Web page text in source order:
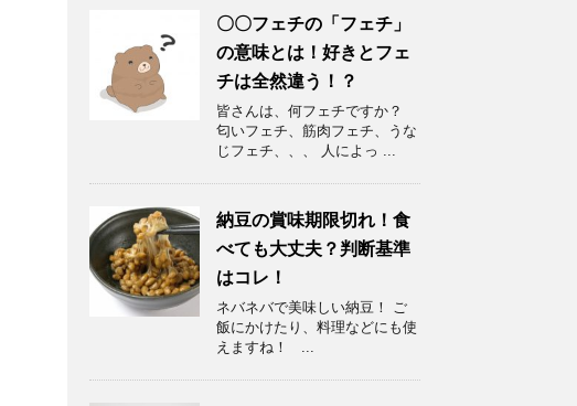
〇〇フェチの「フェチ」
の意味とは！好きとフェ
チは全然違う！？
皆さんは、何フェチですか？
匂いフェチ、筋肉フェチ、うな
じフェチ、、、 人によっ ...
納豆の賞味期限切れ！食
べても大丈夫？判断基準
はコレ！
ネバネバで美味しい納豆！ ご
飯にかけたり、料理などにも使
えますね！ ...